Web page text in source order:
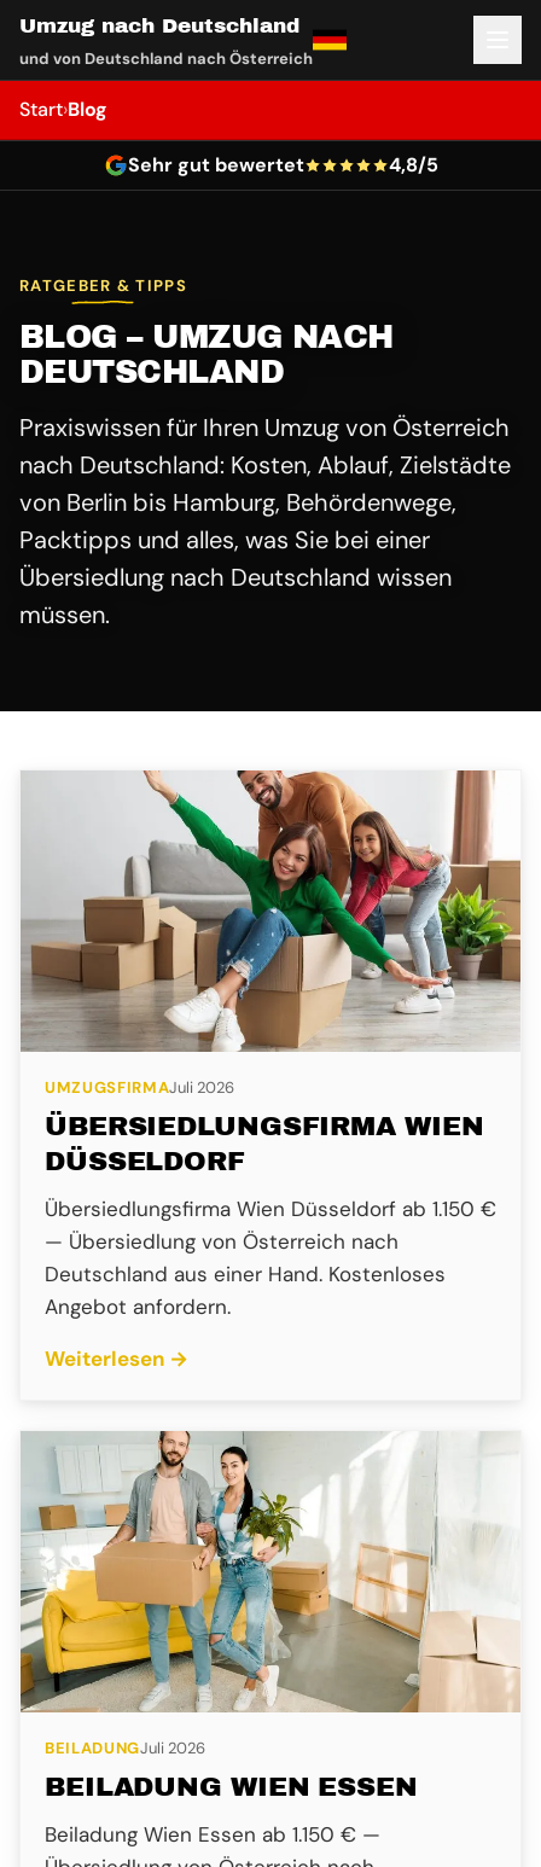
Umzug nach Deutschland
und von Deutschland nach Österreich
Start›Blog
Sehr gut bewertet 4,8/5
RATGEBER & TIPPS
BLOG – UMZUG NACH
DEUTSCHLAND
Praxiswissen für Ihren Umzug von Österreich
nach Deutschland: Kosten, Ablauf, Zielstädte
von Berlin bis Hamburg, Behördenwege,
Packtipps und alles, was Sie bei einer
Übersiedlung nach Deutschland wissen
müssen.
UMZUGSFIRMAJuli 2026
ÜBERSIEDLUNGSFIRMA WIEN
DÜSSELDORF
Übersiedlungsfirma Wien Düsseldorf ab 1.150 €
— Übersiedlung von Österreich nach
Deutschland aus einer Hand. Kostenloses
Angebot anfordern.
Weiterlesen →
BEILADUNGJuli 2026
BEILADUNG WIEN ESSEN
Beiladung Wien Essen ab 1.150 € —